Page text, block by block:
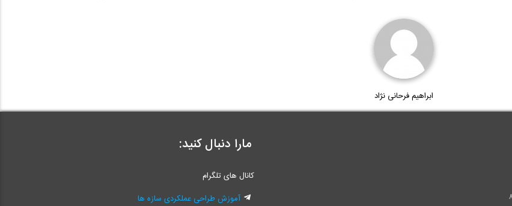
ابراهیم فرحانی نژاد
مارا دنبال کنید:
کانال های تلگرام
آموزش طراحی عملکردی سازه ها